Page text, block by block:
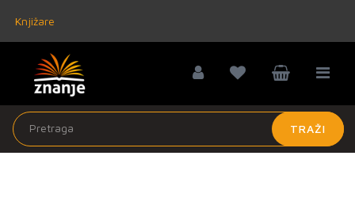
Knjižare
TRAŽI